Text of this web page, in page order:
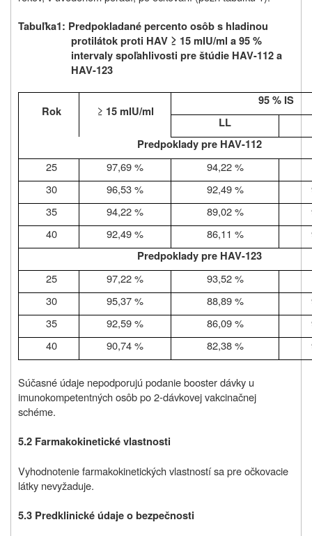
Tabuľka1: Predpokladané percento osôb s hladinou
protilátok proti HAV ≥ 15 mIU/ml a 95 %
intervaly spoľahlivosti pre štúdie HAV-112 a
HAV-123
Rok ≥ 15 mIU/ml
95 % IS
LL
Predpoklady pre HAV-112
25
97,69 %
94,22 %
30
96,53 % 92,49 %
35
94,22 % 89,02 %
40
92,49 % 86,11 %
Predpoklady pre HAV-123
25
97,22 %
93,52 %
30
95,37 % 88,89 %
35
92,59 % 86,09 %
40
90,74 % 82,38 %
Súčasné údaje nepodporujú podanie booster dávky u
imunokompetentných osôb po 2‑dávkovej vakcinačnej
schéme.
5.2 Farmakokinetické vlastnosti
Vyhodnotenie farmakokinetických vlastností sa pre očkovacie
látky nevyžaduje.
5.3 Predklinické údaje o bezpečnosti